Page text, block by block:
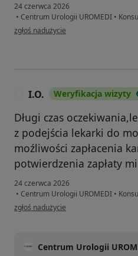
24 czerwca 2026
• Centrum Urologii UROMEDI •
w opinii użytkownika MP
zgłoś nadużycie
I.O. Weryfikacja wizyty
Długi czas
z podejścia lekarki do
moźliwości zapłacenia
potwierdzenia zapłaty mi
24 czerwca 2026
• Centrum Urologii UROMEDI •
w opinii użytkownika I.O.
zgłoś nadużycie
Centrum Urologii